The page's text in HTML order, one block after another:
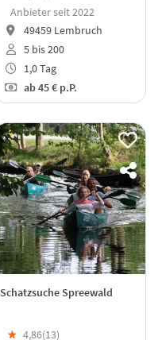
Anbieter seit 2022
49459 Lembruch
5 bis 200
1,0 Tag
ab45 € p.P.
Schatzsuche Spreewald
★ 4,86(13)